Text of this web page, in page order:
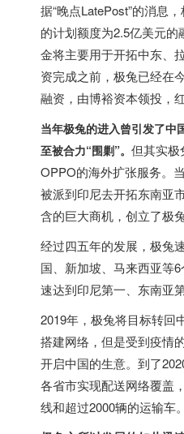
据“晚点LatePost”的消息
的计划额度为2.5亿美元
金将主要用于开拓中东、
资完成之前，极兔已经在
融资，由博裕资本领投，
当年极兔的进入曾引发了中
至被合力“围剿”。 但其实极
OPPO的海外扩张服务。
被派到印尼去开拓东南亚
含的巨大商机，创立了极兔
经过四五年的发展，极兔
国、新加坡、马来西亚等
速达到印尼第一、东南亚
2019年，极兔将目标转回
搭建网络，但是受到疫情
开启中国的生意。到了
各省市实现配送网络覆盖
线和超过2000辆的运输车。